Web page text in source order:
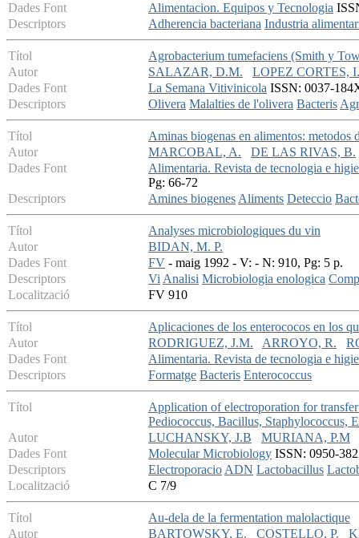
Dades Font
Alimentacion. Equipos y Tecnologia
Descriptors
Adherencia bacteriana Industria
Títol
Agrobacterium tumefaciens (Smith y
Autor
SALAZAR, D.M.
LOPEZ CORTES, I.
Dades Font
La Semana Vitivinicola ISSN: 0037-
Descriptors
Olivera Malalties de l'olivera Bacteris
Títol
Aminas biogenas en alimentos: metodos
Autor
MARCOBAL, A.
DE LAS RIVAS, B.
Dades Font
Alimentaria. Revista de tecnologia e
Pg: 66-72
Descriptors
Amines biogenesAliments Deteccio
Títol
Analyses microbiologiques du vin
Autor
BIDAN, M. P.
Dades Font
FV - maig 1992 - V: - N: 910, Pg: 5 p.
Descriptors
ViAnalisi Microbiologia enologica
Localització
FV 910
Títol
Aplicaciones de los enterococos en los
Autor
RODRIGUEZ, J.M. ARROYO, R.
Dades Font
Alimentaria. Revista de tecnologia e
Descriptors
Formatge Bacteris Enterococcus
Títol
Application of electroporation for
Pediococcus, Bacillus, Staphylococcus,
Autor
LUCHANSKY, J.B
MURIANA, P.M
Dades Font
Molecular Microbiology ISSN: 0950-
Descriptors
ElectroporacioADN Lactobacillus
Localització
C 7/9
Títol
Au-dela de la fermentation malolactique
Autor
BARTOWSKY, E. COSTELLO, P.